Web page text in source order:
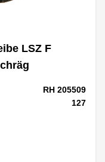
LSZ F
RH 205509
127